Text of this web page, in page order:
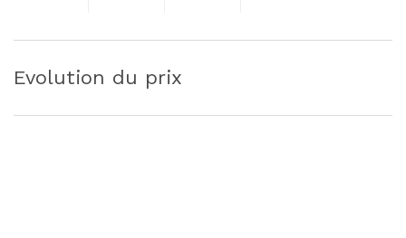
Evolution du prix